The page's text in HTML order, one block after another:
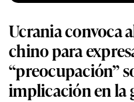
Ucrania convoca
chino para
“preocupación”
implicación en la